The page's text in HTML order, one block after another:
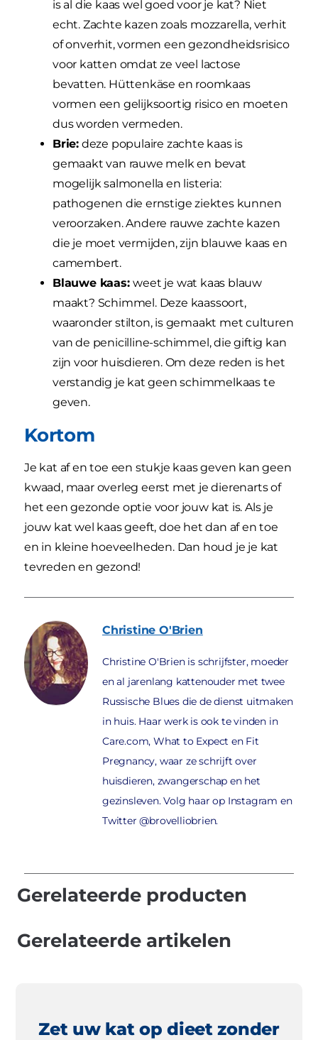
is al die kaas wel goed voor je kat? Niet
echt. Zachte kazen zoals mozzarella, verhit
of onverhit, vormen een gezondheidsrisico
voor katten omdat ze veel lactose
bevatten. Hüttenkäse en roomkaas
vormen een gelijksoortig risico en moeten
dus worden vermeden.
Brie: deze populaire zachte kaas is
gemaakt van rauwe melk en bevat
mogelijk salmonella en listeria:
pathogenen die ernstige ziektes kunnen
veroorzaken. Andere rauwe zachte kazen
die je moet vermijden, zijn blauwe kaas en
camembert.
Blauwe kaas:weet je wat kaas blauw
maakt? Schimmel. Deze kaassoort,
waaronder stilton, is gemaakt met culturen
van de penicilline-schimmel, die giftig kan
zijn voor huisdieren. Om deze reden is het
verstandig je kat geen schimmelkaas te
geven.
Kortom
Je kat af en toe een stukje kaas geven kan geen
kwaad, maar overleg eerst met je dierenarts of
het een gezonde optie voor jouw kat is. Als je
jouw kat wel kaas geeft, doe het dan af en toe
en in kleine hoeveelheden. Dan houd je je kat
tevreden en gezond!
Christine O'Brien
Christine O'Brien is schrijfster, moeder
en al jarenlang kattenouder met twee
Russische Blues die de dienst uitmaken
in huis. Haar werk is ook te vinden in
Care.com, What to Expect en Fit
Pregnancy, waar ze schrijft over
huisdieren, zwangerschap en het
gezinsleven. Volg haar op Instagram en
Twitter @brovelliobrien.
Gerelateerde producten
Gerelateerde artikelen
Zet uw kat op dieet zonder